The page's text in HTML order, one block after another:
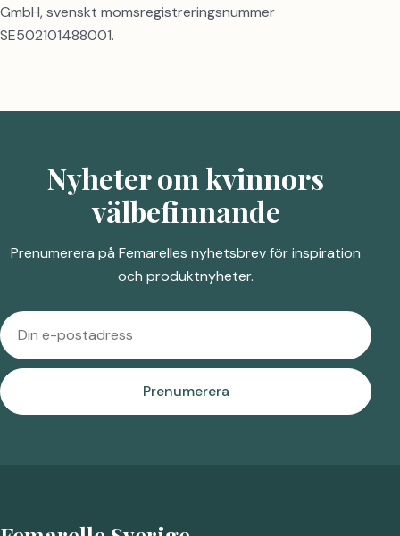
GmbH, svenskt momsregistreringsnummer
SE502101488001.
Nyheter om kvinnors
välbefinnande
Prenumerera på Femarelles nyhetsbrev för inspiration
och produktnyheter.
Prenumerera